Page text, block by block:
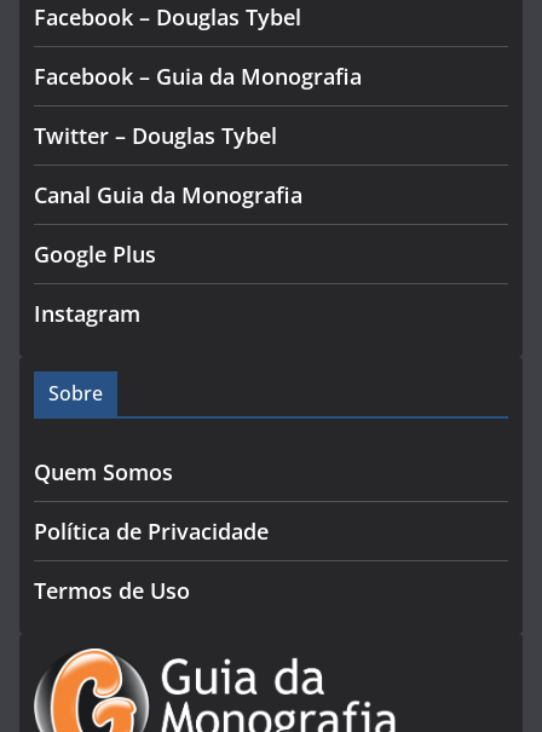
Facebook – Douglas Tybel
Facebook – Guia da Monografia
Twitter – Douglas Tybel
Canal Guia da Monografia
Google Plus
Instagram
Sobre
Quem Somos
Política de Privacidade
Termos de Uso